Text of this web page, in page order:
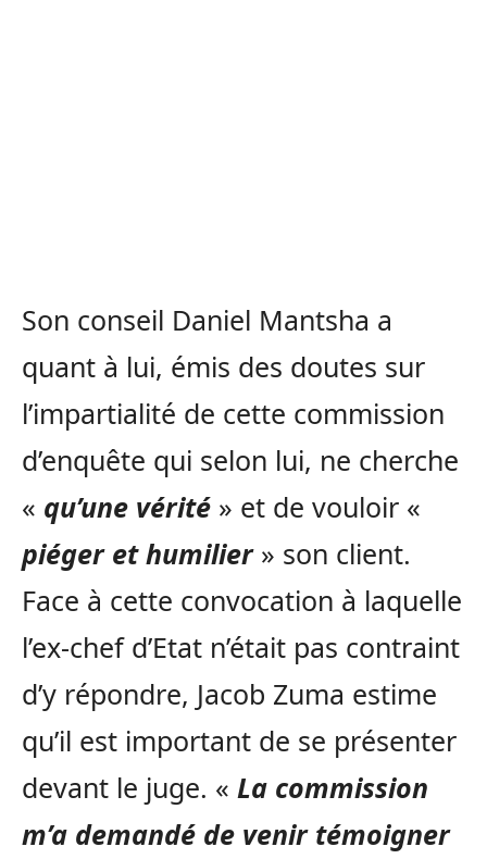
Son conseil Daniel Mantsha a
quant à lui, émis des doutes sur
l’impartialité de cette commission
d’enquête qui selon lui, ne cherche
« qu’une vérité » et de vouloir «
piéger et humilier » son client.
Face à cette convocation à laquelle
l’ex-chef d’Etat n’était pas contraint
d’y répondre, Jacob Zuma estime
qu’il est important de se présenter
devant le juge. « La commission
m’a demandé de venir témoigner